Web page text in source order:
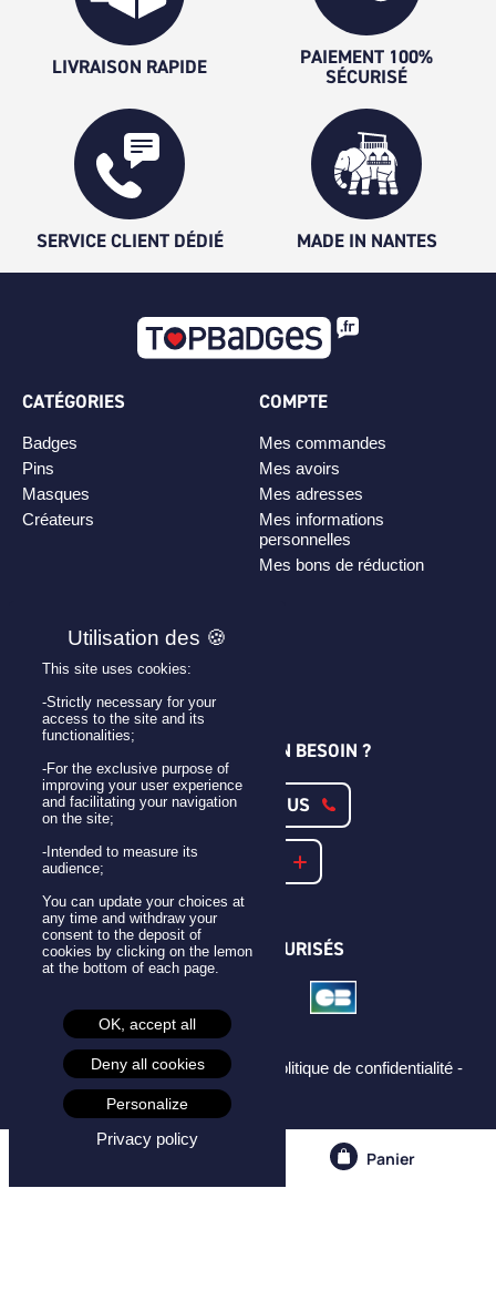
Panier
LIVRAISON RAPIDE
PAIEMENT 100%
SÉCURISÉ
SERVICE CLIENT DÉDIÉ MADE IN NANTES
CATÉGORIES
Badges
Pins
Masques
Créateurs
COMPTE
Mes commandes
Mes avoirs
Mes adresses
Mes informations
personnelles
Mes bons de réduction
PLAN DE SITE
Personnaliser son badge
UNE QUESTION ? UN BESOIN ?
CONTACTEZ-NOUS
NOTRE FAQ
PAIEMENTS SÉCURISÉS
Mentions légales -CGU - CGV -
Politique de confidentialité -
Cookies -
This site uses cookies:
-Strictly necessary for your
access to the site and its
functionalities;
-For the exclusive purpose of
improving your user experience
and facilitating your navigation
on the site;
-Intended to measure its
audience;
You can update your choices at
any time and withdraw your
consent to the deposit of
cookies by clicking on the lemon
at the bottom of each page.
OK, accept all
Deny all cookies
Personalize
Privacy policy